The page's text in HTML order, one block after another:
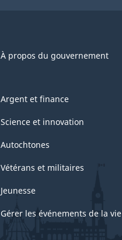
À propos du gouvernement
Argent et finance
Science et innovation
Autochtones
Vétérans et militaires
Jeunesse
Gérer les événements de la vie